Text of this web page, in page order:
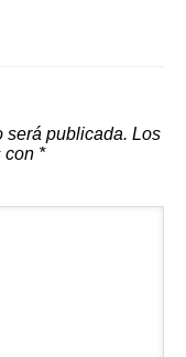
será publicada. Los
con *